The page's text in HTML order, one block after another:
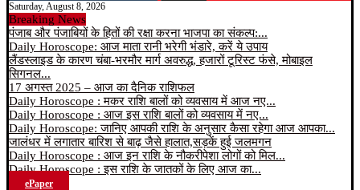
Saturday, August 8, 2026
Breaking News
पंजाब और पंजाबियों के हितों की रक्षा करना भाजपा का संकल्प:...
Daily Horoscope: आज माता रानी भरेगी भंडारे, करें ये उपाय
लैंडस्लाइड के कारण चंबा-भरमौर मार्ग अवरुद्ध, हजारों टूरिस्ट फंसे, मोबाइल
सिगनल...
17 अगस्त 2025 – आज का दैनिक राशिफल
Daily Horoscope : मकर राशि बालों को व्यवसाय में आज नए...
Daily Horoscope : आज इस राशि बालों को व्यवसाय में नए...
Daily Horoscope: जानिए आपकी राशि के अनुसार कैसा रहेगा आज आपका...
जालंधर में लगातार बारिश से बाढ़ जैसे हालात,सड़कें हुई जलमगन
Daily Horoscope : आज इन राशि के नौकरीपेशा लोगों को मिल...
Daily Horoscope : इस राशि के जातकों के लिए आज का...
ePaper